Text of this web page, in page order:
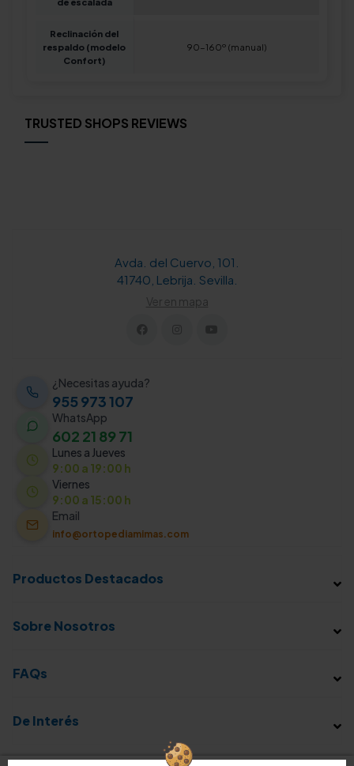
Reclinación del
respaldo (modelo
Confort)
90-160º (manual)
TRUSTED SHOPS REVIEWS
Avda. del Cuervo, 101.
41740, Lebrija. Sevilla.
Ver en mapa
¿Necesitas ayuda?
955 973 107
WhatsApp
602 21 89 71
Lunes a Jueves
9:00 a 19:00 h
Viernes
9:00 a 15:00 h
Email
info@ortopediamimas.com
Productos Destacados
Sobre Nosotros
FAQs
De Interés